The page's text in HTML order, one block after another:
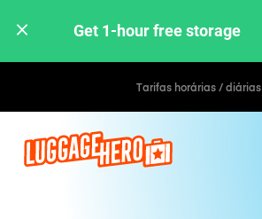
Get 1-hour free storage
Tarifas horárias / diárias